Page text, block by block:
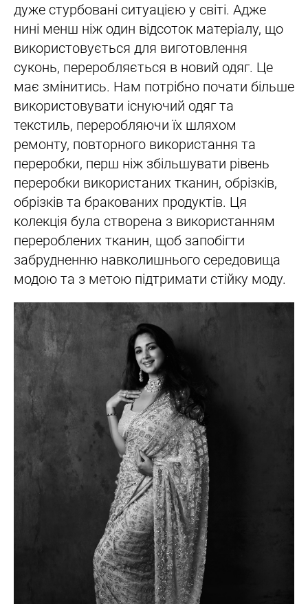
дуже стурбовані ситуацією у світі. Адже
нині менш ніж один відсоток матеріалу, що
використовується для виготовлення
суконь, переробляється в новий одяг. Це
має змінитись. Нам потрібно почати більше
використовувати існуючий одяг та
текстиль, переробляючи їх шляхом
ремонту, повторного використання та
переробки, перш ніж збільшувати рівень
переробки використаних тканин, обрізків,
обрізків та бракованих продуктів. Ця
колекція була створена з використанням
перероблених тканин, щоб запобігти
забрудненню навколишнього середовища
модою та з метою підтримати стійку моду.